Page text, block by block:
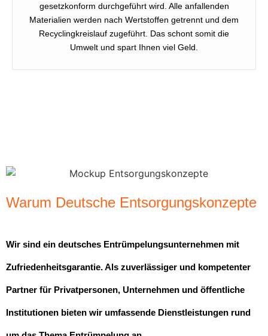
gesetzkonform durchgeführt wird. Alle anfallenden
Materialien werden nach Wertstoffen getrennt und dem
Recyclingkreislauf zugeführt. Das schont somit die
Umwelt und spart Ihnen viel Geld.
Warum Deutsche Entsorgungskonzepte
Wir sind ein deutsches Entrümpelungsunternehmen mit
Zufriedenheitsgarantie. Als zuverlässiger und kompetenter
Partner für Privatpersonen, Unternehmen und öffentliche
Institutionen bieten wir umfassende Dienstleistungen rund